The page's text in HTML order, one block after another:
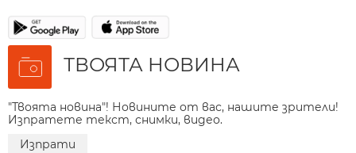
ТВОЯТА НОВИНА
"Твоята новина"! Новините от вас, нашите зрители!
Изпратете текст, снимки, видео.
Изпрати